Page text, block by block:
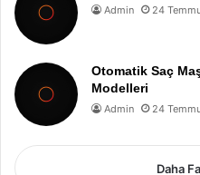
Admin 24
Otomatik Saç
Modelleri
Admin 24
Daha